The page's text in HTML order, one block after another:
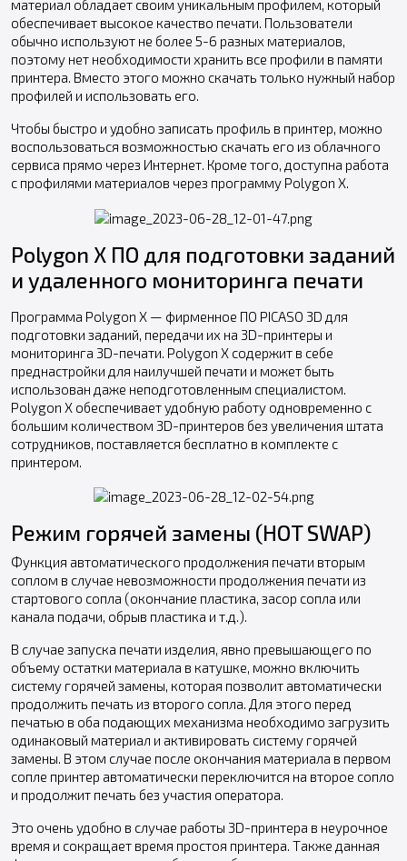
материал обладает своим уникальным профилем, который
обеспечивает высокое качество печати. Пользователи
обычно используют не более 5-6 разных материалов,
поэтому нет необходимости хранить все профили в памяти
принтера. Вместо этого можно скачать только нужный набор
профилей и использовать его.
Чтобы быстро и удобно записать профиль в принтер, можно
воспользоваться возможностью скачать его из облачного
сервиса прямо через Интернет. Кроме того, доступна работа
с профилями материалов через программу Polygon X.
Polygon X ПО для подготовки заданий
и удаленного мониторинга печати
Программа Polygon X — фирменное ПО PICASO 3D для
подготовки заданий, передачи их на 3D-принтеры и
мониторинга 3D-печати. Polygon X содержит в себе
преднастройки для наилучшей печати и может быть
использован даже неподготовленным специалистом.
Polygon X обеспечивает удобную работу одновременно с
большим количеством 3D-принтеров без увеличения штата
сотрудников, поставляется бесплатно в комплекте с
принтером.
Режим горячей замены (HOT SWAP)
Функция автоматического продолжения печати вторым
соплом в случае невозможности продолжения печати из
стартового сопла (окончание пластика, засор сопла или
канала подачи, обрыв пластика и т.д.).
В случае запуска печати изделия, явно превышающего по
объему остатки материала в катушке, можно включить
систему горячей замены, которая позволит автоматически
продолжить печать из второго сопла. Для этого перед
печатью в оба подающих механизма необходимо загрузить
одинаковый материал и активировать систему горячей
замены. В этом случае после окончания материала в первом
сопле принтер автоматически переключится на второе сопло
и продолжит печать без участия оператора.
Это очень удобно в случае работы 3D-принтера в неурочное
время и сокращает время простоя принтера. Также данная